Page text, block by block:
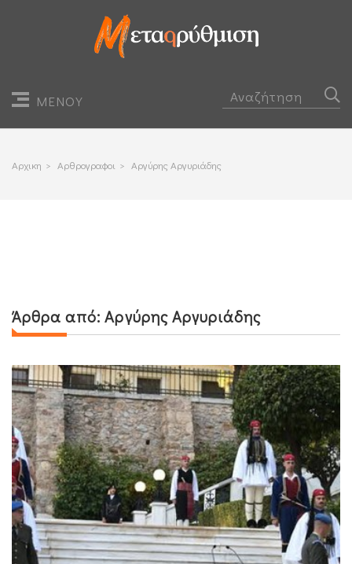
ΜΕΝΟΥ
Αρχικη > Αρθρογραφοι > Αργύρης Αργυριάδης
Άρθρα από:Αργύρης Αργυριάδης